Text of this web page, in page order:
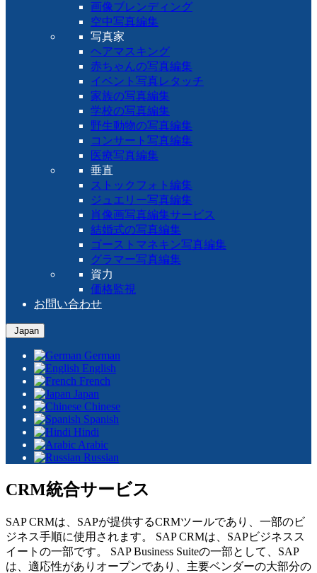
画像ブレンディング
空中写真編集
写真家
ヘアマスキング
赤ちゃんの写真編集
イベント写真レタッチ
家族の写真編集
学校の写真編集
野生動物の写真編集
コンサート写真編集
医療写真編集
垂直
ストックフォト編集
ジュエリー写真編集
肖像画写真編集サービス
結婚式の写真編集
ゴーストマネキン写真編集
グラマー写真編集
資力
価格監視
お問い合わせ
Japan
German
English
French
Japan
Chinese
Spanish
Hindi
Arabic
Russian
CRM統合サービス
SAP CRMは、SAPが提供するCRMツールであり、一部のビ
ジネス手順に使用されます。 SAP CRMは、SAPビジネスス
イートの一部です。 SAP Business Suiteの一部として、SAP
は、適応性がありオープンであり、主要ベンダーの大部分の